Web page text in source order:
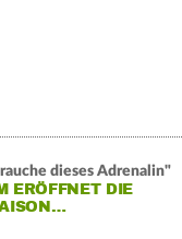
dieses Adrenalin"
ERÖFFNET DIE